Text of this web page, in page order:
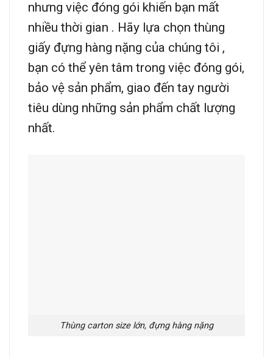
nhưng việc đóng gói khiến bạn mất
nhiều thời gian . Hãy lựa chọn thùng
giấy đựng hàng nặng của chúng tôi ,
bạn có thể yên tâm trong việc đóng gói,
bảo vệ sản phẩm, giao đến tay người
tiêu dùng những sản phẩm chất lượng
nhất.
Thùng carton size lớn, đựng hàng nặng